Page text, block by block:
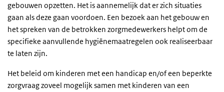
gebouwen opzetten. Het is aannemelijk dat er zich situaties
gaan als deze gaan voordoen. Een bezoek aan het gebouw en
het spreken van de betrokken zorgmedewerkers helpt om de
specifieke aanvullende hygiënemaatregelen ook realiseerbaar
te laten zijn.
Het beleid om kinderen met een handicap en/of een beperkte
zorgvraag zoveel mogelijk samen met kinderen van een